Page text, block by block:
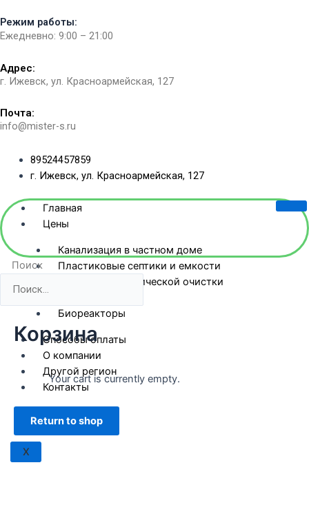
к
содержимому
Режим работы:
Ежедневно: 9:00 – 21:00
Адрес:
г. Ижевск, ул. Красноармейская, 127​
Почта:
info@mister-s.ru
89524457859
г. Ижевск, ул. Красноармейская, 127
Главная
Цены
Канализация в частном доме
Пластиковые септики и емкости
Станции биологической очистки
Биореакторы
Способы оплаты
О компании
Другой регион
Контакты
X
Поиск
Корзина
Your cart is currently empty.
Return to shop